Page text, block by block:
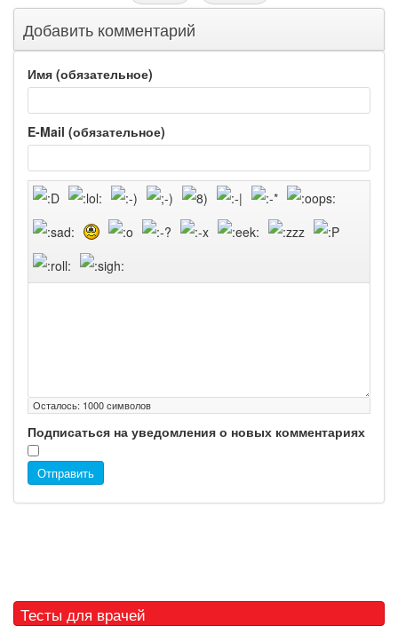
Добавить комментарий
Имя (обязательное)
E-Mail (обязательное)
Осталось: 1000символов
Подписаться на уведомления о новых комментариях
Отправить
Тесты для врачей